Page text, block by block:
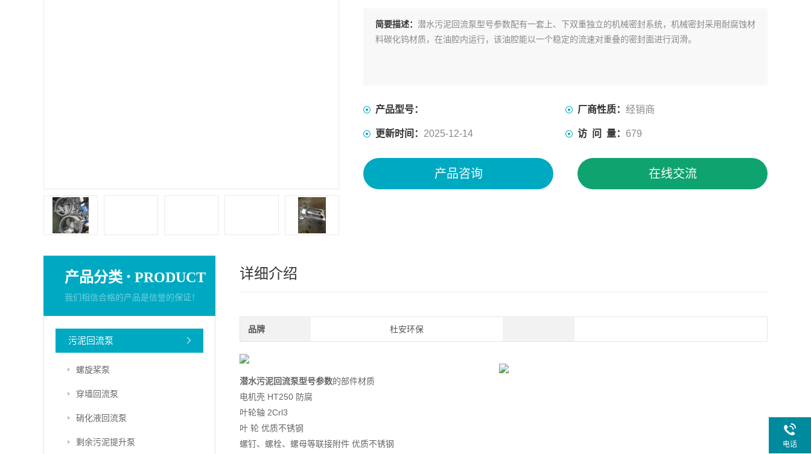
简要描述： 潜水污泥回流泵型号参数配有一套上、下双重独立的机械密封系统，机械密封采用耐腐蚀材
料碳化钨材质，在油腔内运行，该油腔能以一个稳定的流速对重叠的密封面进行润滑。
产品型号： 厂商性质： 经销商
更新时间： 2025-12-14 访 问 量： 679
产品咨询 在线交流
产品分类 · PRODUCT
我们相信合格的产品是信誉的保证！
污泥回流泵
螺旋桨泵
穿墙回流泵
硝化液回流泵
剩余污泥提升泵
详细介绍
品牌 杜安环保
潜水污泥回流泵型号参数的部件材质
电机壳 HT250 防腐
叶轮轴 2Crl3
叶 轮 优质不锈钢
螺钉、螺栓、螺母等联接附件 优质不锈钢
电话